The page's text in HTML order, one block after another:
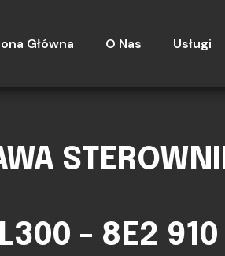
Główna O Nas Usługi
- 8E2 910